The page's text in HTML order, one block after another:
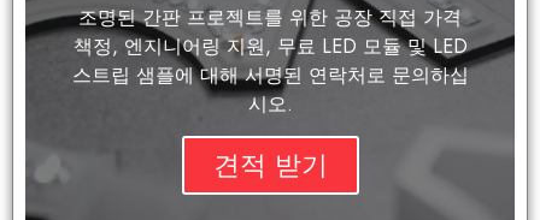
조명된 간판 프로젝트를 위한 공장 직접 가격
책정, 엔지니어링 지원, 무료 LED 모듈 및 LED
스트립 샘플에 대해 서명된 연락처로 문의하십
시오.
견적 받기